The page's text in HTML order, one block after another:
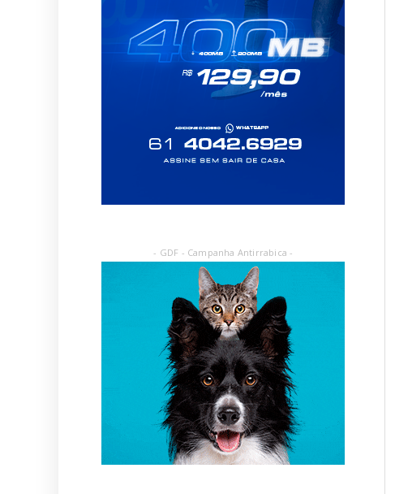
- GDF - Campanha Antirrabica -